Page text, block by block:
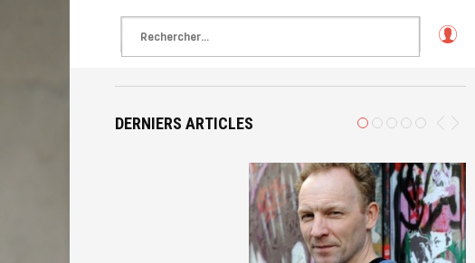
g
DERNIERS ARTICLES